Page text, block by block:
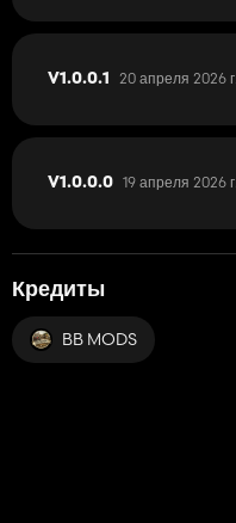
V1.0.0.1 20 апреля 2026 г.
V1.0.0.0 19 апреля 2026 г.
Кредиты
BB MODS